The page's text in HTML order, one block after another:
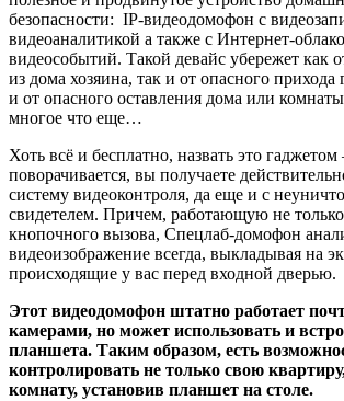
безопасности: IP-видеодомофон с
видеоаналитикой а также с Интернет-
видеособытий. Такой девайс убережет как
из дома хозяина, так и от опасного прихода
и от опасного оставления дома или
многое что еще…
Хоть всё и бесплатно, назвать это
поворачивается, вы получаете
систему видеоконтроля, да еще и с
свидетелем. Причем, работающую не
кнопочного вызова, Спецлаб-домофон
видеоизображение всегда, выкладывая на
происходящие у вас перед входной дверью.
Этот видеодомофон штатно работает
камерами, но может использовать и
планшета. Таким образом, есть
контролировать не только свою
комнату, установив планшет на столе.